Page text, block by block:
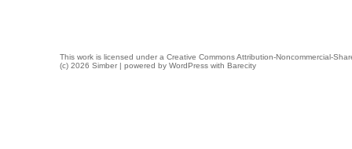
This work is licensed under a Creative Commons Attribution-Noncommercial-
(c) 2026 Simber | powered by WordPress with Barecity